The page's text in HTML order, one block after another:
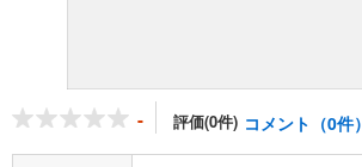
- 評価(0件) コメント（0件）